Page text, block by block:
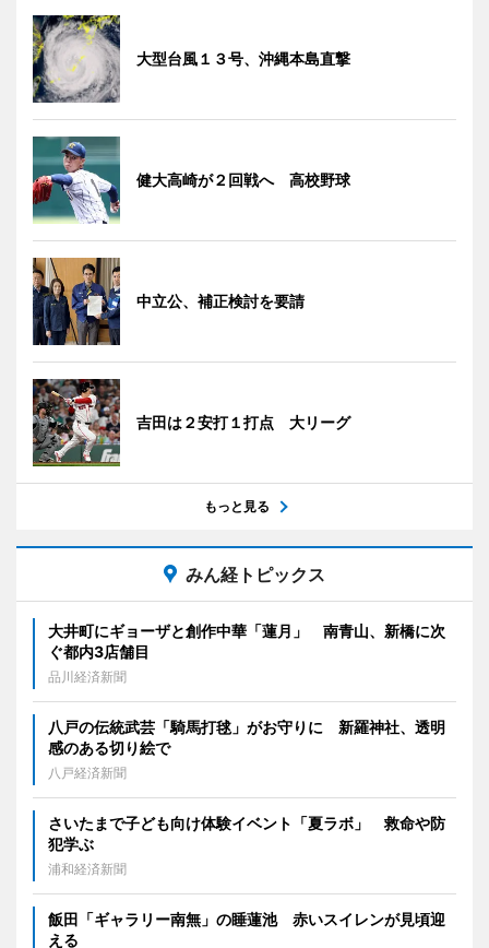
大型台風１３号、沖縄本島直撃
健大高崎が２回戦へ 高校野球
中立公、補正検討を要請
吉田は２安打１打点 大リーグ
もっと見る
みん経トピックス
大井町にギョーザと創作中華「蓮月」 南青山、新橋に次
ぐ都内3店舗目
品川経済新聞
八戸の伝統武芸「騎馬打毬」がお守りに 新羅神社、透明
感のある切り絵で
八戸経済新聞
さいたまで子ども向け体験イベント「夏ラボ」 救命や防
犯学ぶ
浦和経済新聞
飯田「ギャラリー南無」の睡蓮池 赤いスイレンが見頃迎
える